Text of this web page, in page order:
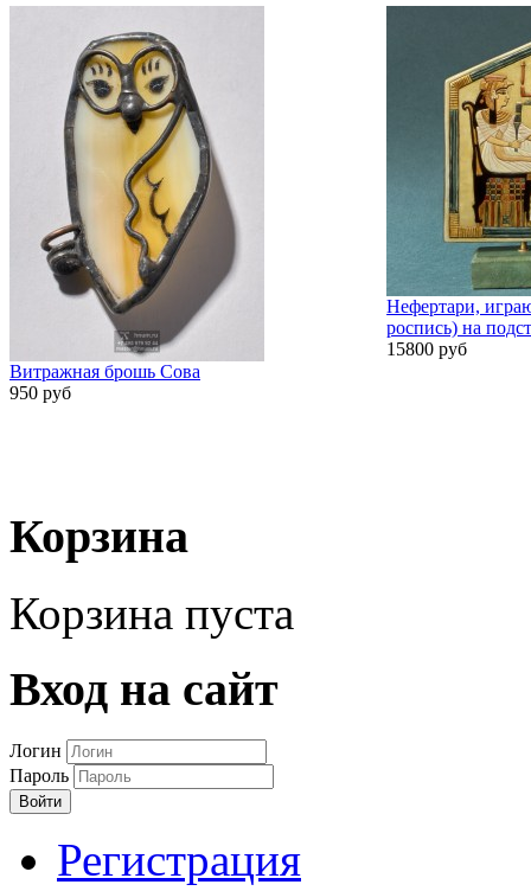
Витражная брошь Сова
950 руб
Нефертари,
роспись) на
15800 руб
Корзина
Корзина пуста
Вход на сайт
Логин
Пароль
Войти
Регистрация